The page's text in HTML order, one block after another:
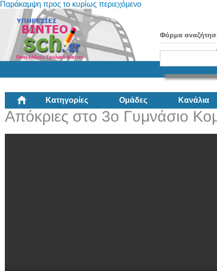
Παράκαμψη προς το κυρίως περιεχόμενο
Φόρμα
Κατηγορίες Ομάδες Κανάλια
Απόκριες στο 3ο Γυμνάσιο